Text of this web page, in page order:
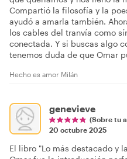
Compartió la filosofía y la
ayudó a amarla también.
los cables del tranvía como
conectada. Y si buscas algo
tenemos duda de que Omar
Hecho es amor Milán
genevieve
(Sobre tu
20 octubre 2025
El libro "Lo más destacado y